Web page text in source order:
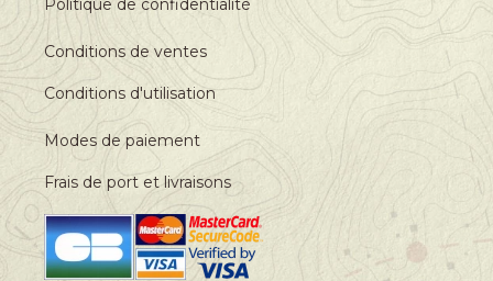
Politique de confidentialité
Conditions de ventes
Conditions d'utilisation
Modes de paiement
Frais de port et livraisons